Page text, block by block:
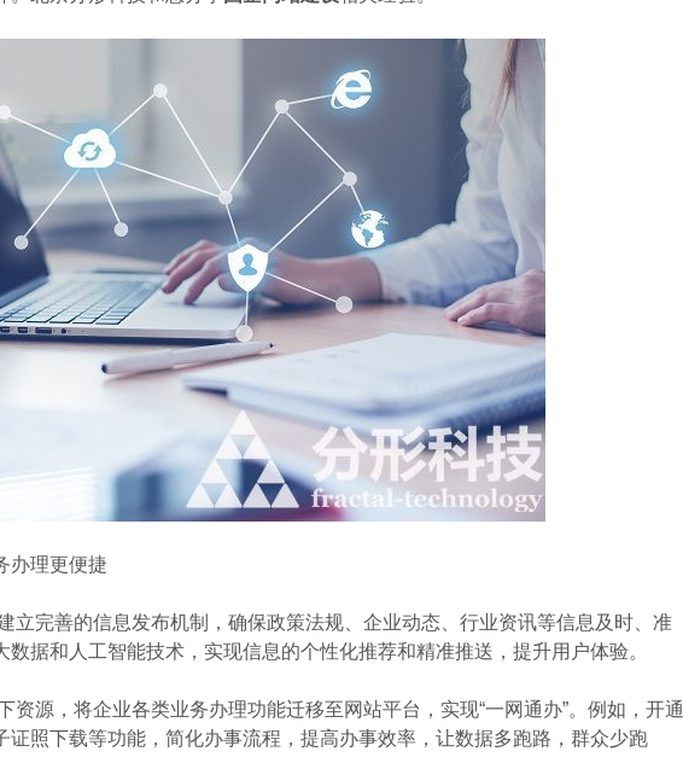
理更便捷
完善的信息发布机制，确保政策法规、企业动态、行业资讯等信息及时、准
据和人工智能技术，实现信息的个性化推荐和精准推送，提升用户体验。
源，将企业各类业务办理功能迁移至网站平台，实现“一网通办”。例如，开通
照下载等功能，简化办事流程，提高办事效率，让数据多跑路，群众少跑